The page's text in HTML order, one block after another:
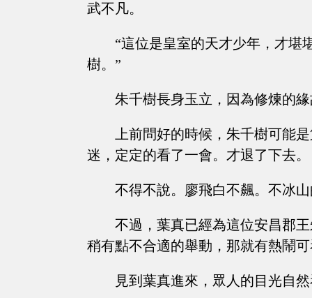
武不凡。
“這位是皇室的天才少年，才堪
樹。”
朱千樹長身玉立，因為修煉的
上前問好的時候，朱千樹可能
迷，定定的看了一會。才退了下去。
不得不說。廖飛白不飆。不冰
不過，葉真已經為這位安昌郡
稍有點不合適的舉動，那就有熱鬧
見到葉真進來，眾人的目光自